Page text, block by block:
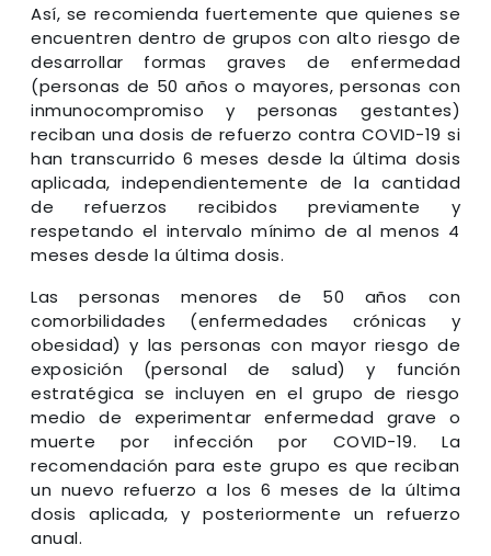
Así, se recomienda fuertemente que quienes se
encuentren dentro de grupos con alto riesgo de
desarrollar formas graves de enfermedad
(personas de 50 años o mayores, personas con
inmunocompromiso y personas gestantes)
reciban una dosis de refuerzo contra COVID-19 si
han transcurrido 6 meses desde la última dosis
aplicada, independientemente de la cantidad
de refuerzos recibidos previamente y
respetando el intervalo mínimo de al menos 4
meses desde la última dosis.
Las personas menores de 50 años con
comorbilidades (enfermedades crónicas y
obesidad) y las personas con mayor riesgo de
exposición (personal de salud) y función
estratégica se incluyen en el grupo de riesgo
medio de experimentar enfermedad grave o
muerte por infección por COVID-19. La
recomendación para este grupo es que reciban
un nuevo refuerzo a los 6 meses de la última
dosis aplicada, y posteriormente un refuerzo
anual.